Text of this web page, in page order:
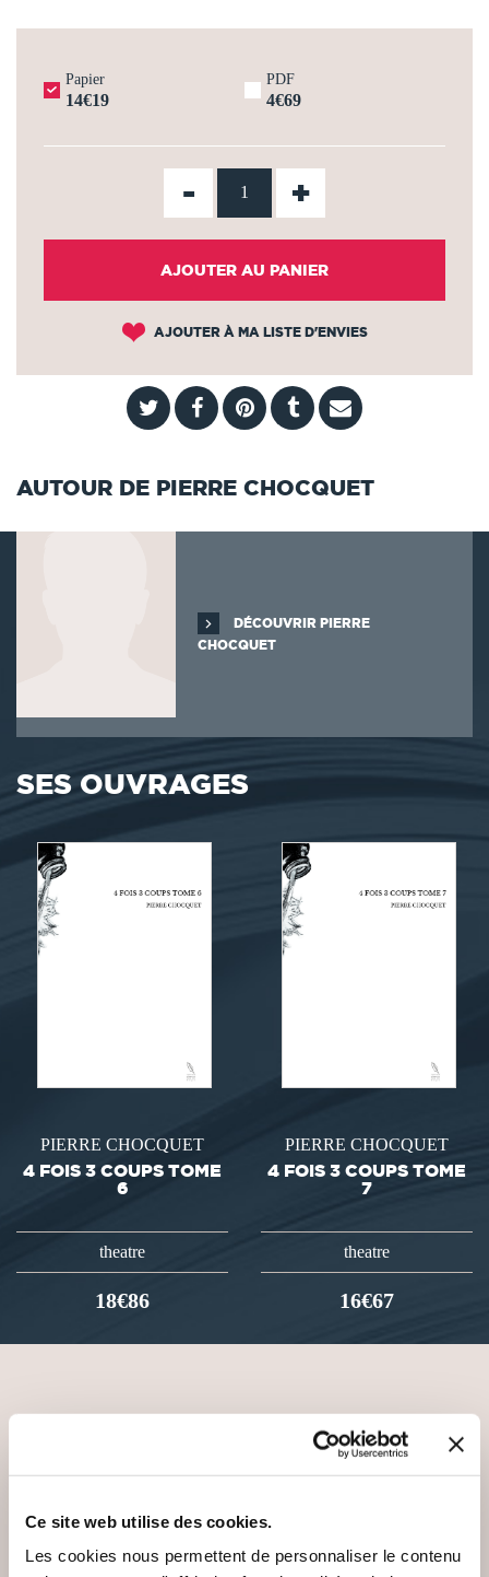
Ce site web utilise des cookies.
Les cookies nous permettent de personnaliser le contenu
Papier
14€19
PDF
4€69
- +
AJOUTER AU PANIER
AJOUTER À MA LISTE D'ENVIES
AUTOUR DE PIERRE CHOCQUET
DÉCOUVRIR PIERRE
CHOCQUET
SES OUVRAGES
PIERRE CHOCQUET
4 FOIS 3 COUPS TOME
6
theatre
18€86
PIERRE CHOCQUET
4 FOIS 3 COUPS TOME
7
theatre
16€67
VOUS AIMEREZ AUSSI